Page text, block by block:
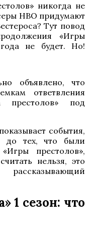
никогда не
HBO придумают
Тут повод
«Игры
не будет. Но!
объявлено, что
ответвления
престолов» под
события,
до тех, что были
престолов»,
нельзя, это
1 сезон: что